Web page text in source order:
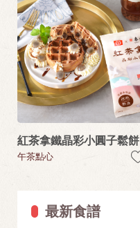
紅茶拿鐵晶彩小圓子鬆餅
午茶點心
最新食譜